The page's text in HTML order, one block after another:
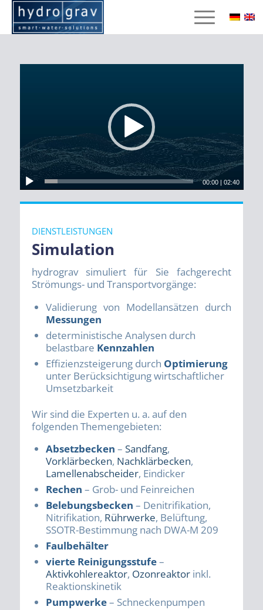
00:00 |02:40
DIENSTLEISTUNGEN
Simulation
hydrograv simuliert für Sie fachgerecht
Strömungs- und Transportvorgänge:
Validierung von Modellansätzen durch
Messungen
deterministische Analysen durch
belastbare Kennzahlen
Effizienzsteigerung durch Optimierung
unter Berücksichtigung wirtschaftlicher
Umsetzbarkeit
Wir sind die Experten u. a. auf den
folgenden Themengebieten:
Absetzbecken – Sandfang,
Vorklärbecken, Nachklärbecken,
Lamellenabscheider, Eindicker
Rechen – Grob- und Feinreichen
Belebungsbecken – Denitrifikation,
Nitrifikation, Rührwerke, Belüftung,
SSOTR-Bestimmung nach DWA-M 209
Faulbehälter.
vierte Reinigungsstufe–
Aktivkohlereaktor, Ozonreaktor inkl.
Reaktionskinetik
Pumpwerke– Schneckenpumpen